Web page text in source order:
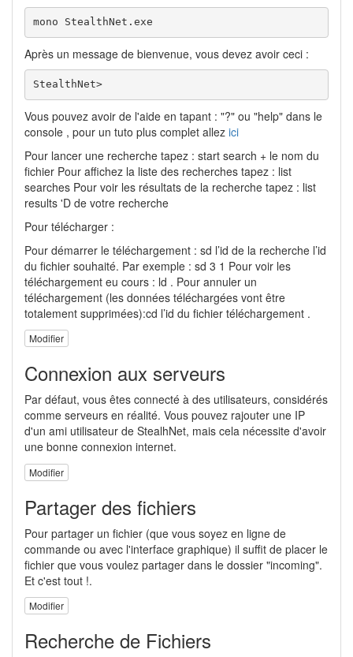
mono StealthNet.exe
Après un message de bienvenue, vous devez avoir ceci :
StealthNet>
Vous pouvez avoir de l'aide en tapant : "?" ou "help" dans le
console , pour un tuto plus complet allez ici
Pour lancer une recherche tapez : start search + le nom du
fichier Pour affichez la liste des recherches tapez : list
searches Pour voir les résultats de la recherche tapez : list
results 'D de votre recherche
Pour télécharger :
Pour démarrer le téléchargement : sd l’id de la recherche l’id
du fichier souhaité. Par exemple : sd 3 1 Pour voir les
téléchargement eu cours : ld . Pour annuler un
téléchargement (les données téléchargées vont être
totalement supprimées):cd l’id du fichier téléchargement .
Modifier
Connexion aux serveurs
Par défaut, vous êtes connecté à des utilisateurs, considérés
comme serveurs en réalité. Vous pouvez rajouter une IP
d'un ami utilisateur de StealhNet, mais cela nécessite d'avoir
une bonne connexion internet.
Modifier
Partager des fichiers
Pour partager un fichier (que vous soyez en ligne de
commande ou avec l'interface graphique) il suffit de placer le
fichier que vous voulez partager dans le dossier "incoming".
Et c'est tout !.
Modifier
Recherche de Fichiers